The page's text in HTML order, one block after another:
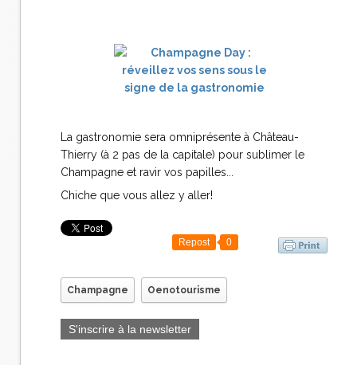
La gastronomie sera omniprésente à Château-
Thierry (à 2 pas de la capitale) pour sublimer le
Champagne et ravir vos papilles...
Chiche que vous allez y aller!
Repost 0
Champagne Oenotourisme
S'inscrire à la newsletter